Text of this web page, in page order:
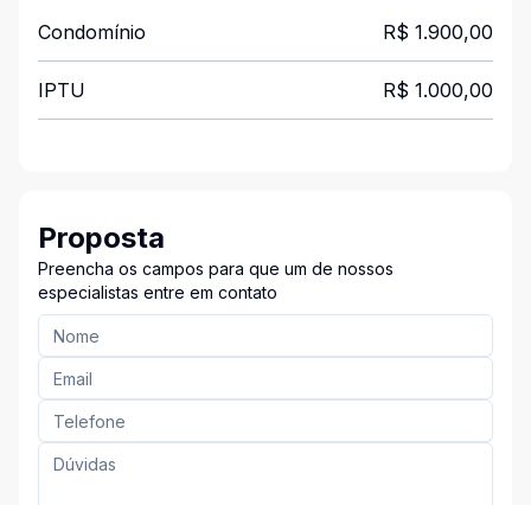
Condomínio R$ 1.900,00
IPTU R$ 1.000,00
Proposta
Preencha os campos para que um de nossos
especialistas entre em contato